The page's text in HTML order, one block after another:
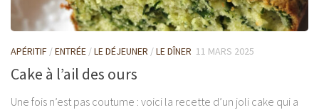
APÉRITIF /ENTRÉE /LE DÉJEUNER /LE DÎNER 11 MARS 2025
Cake à l’ail des ours
Une fois n’est pas coutume : voici la recette d’un joli cake qui a